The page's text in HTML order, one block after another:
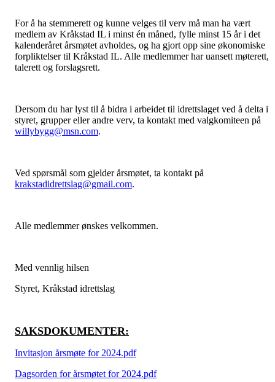
For å ha stemmerett og kunne velges til verv må man ha vært
medlem av Kråkstad IL i minst én måned, fylle minst 15 år i det
kalenderåret årsmøtet avholdes, og ha gjort opp sine økonomiske
forpliktelser til Kråkstad IL. Alle medlemmer har uansett møterett,
talerett og forslagsrett.
Dersom du har lyst til å bidra i arbeidet til idrettslaget ved å delta i
styret, grupper eller andre verv, ta kontakt med valgkomiteen på
willybygg@msn.com.
Ved spørsmål som gjelder årsmøtet, ta kontakt på
krakstadidrettslag@gmail.com.
Alle medlemmer ønskes velkommen.
Med vennlig hilsen
Styret, Kråkstad idrettslag
SAKSDOKUMENTER:
Invitasjon årsmøte for 2024.pdf
Dagsorden for årsmøtet for 2024.pdf